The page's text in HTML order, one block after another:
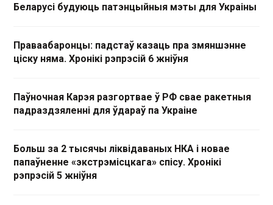
Беларусі будуюць патэнцыйныя мэты для Украіны
Праваабаронцы: падстаў казаць пра змяншэнне
ціску няма. Хронікі рэпрэсій 6 жніўня
Паўночная Карэя разгортвае ў РФ свае ракетныя
падраздзяленні для ўдараў па Украіне
Больш за 2 тысячы ліквідаваных НКА і новае
папаўненне «экстрэмісцкага» спісу. Хронікі
рэпрэсій 5 жніўня